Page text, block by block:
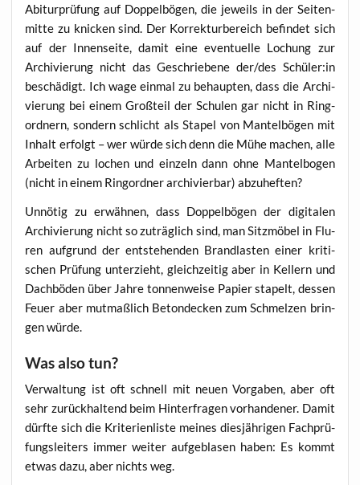
Abitur­prü­fung auf Dop­pel­bö­gen, die jeweils in der Sei­ten­
mit­te zu kni­cken sind. Der Kor­rek­tur­be­reich befin­det sich
auf der Innen­sei­te, damit eine even­tu­el­le Lochung zur
Archi­vie­rung nicht das Geschrie­be­ne der/des Schüler:in
beschä­digt. Ich wage ein­mal zu behaup­ten, dass die Archi­
vie­rung bei einem Groß­teil der Schu­len gar nicht in Ring­
ord­nern, son­dern schlicht als Sta­pel von Man­tel­bö­gen mit
Inhalt erfolgt – wer wür­de sich denn die Mühe machen, alle
Arbei­ten zu lochen und ein­zeln dann ohne Man­tel­bo­gen
(nicht in einem Ring­ord­ner archi­vier­bar) abzuheften?
Unnö­tig zu erwäh­nen, dass Dop­pel­bö­gen der digi­ta­len
Archi­vie­rung nicht so zuträg­lich sind, man Sitz­mö­bel in Flu­
ren auf­grund der ent­ste­hen­den Brand­las­ten einer kri­ti­
schen Prü­fung unter­zieht, gleich­zei­tig aber in Kel­lern und
Dach­bö­den über Jah­re ton­nen­wei­se Papier sta­pelt, des­sen
Feu­er aber mut­maß­lich Beton­de­cken zum Schmel­zen brin­
gen würde.
Was also tun?
Ver­wal­tung ist oft schnell mit neu­en Vor­ga­ben, aber oft
sehr zurück­hal­tend beim Hin­ter­fra­gen vor­han­de­ner. Damit
dürf­te sich die Kri­te­ri­en­lis­te mei­nes dies­jäh­ri­gen Fach­prü­
fungs­lei­ters immer wei­ter auf­ge­bla­sen haben: Es kommt
etwas dazu, aber nichts weg.